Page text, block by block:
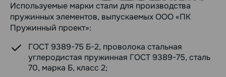
Используемые марки стали для производства
пружинных элементов, выпускаемых ООО «ПК
Пружинный проект»:
ГОСТ 9389-75 Б-2, проволока стальная
углеродистая пружинная ГОСТ 9389-75, сталь
70, марка Б, класс 2;